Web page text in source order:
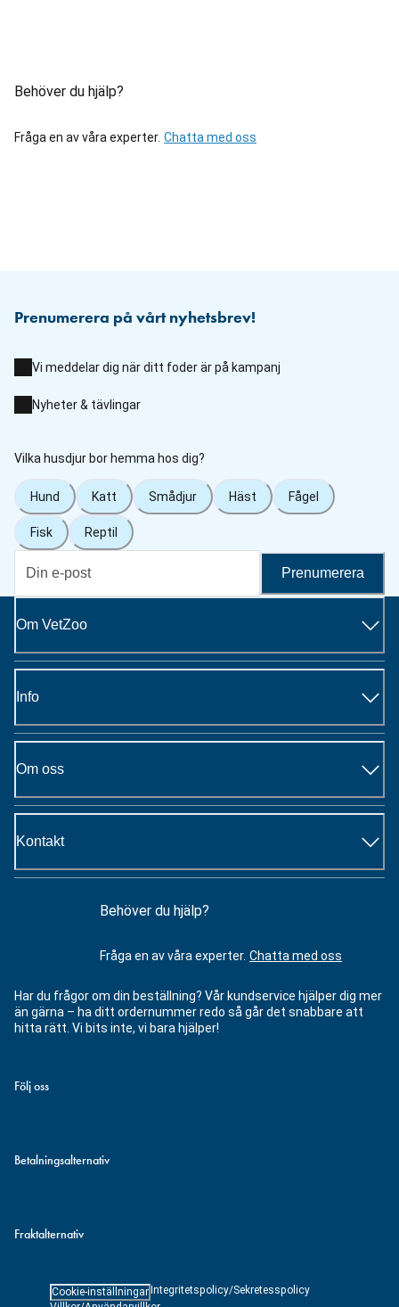
Behöver du hjälp?
Fråga en av våra experter. Chatta med oss
Prenumerera på vårt nyhetsbrev!
Vi meddelar dig när ditt foder är på kampanj
Nyheter & tävlingar
Vilka husdjur bor hemma hos dig?
Hund Katt Smådjur Häst Fågel
Fisk Reptil
Prenumerera
Om VetZoo
Info
Om oss
Kontakt
Behöver du hjälp?
Fråga en av våra experter. Chatta med oss
Har du frågor om din beställning? Vår kundservice hjälper dig mer
än gärna – ha ditt ordernummer redo så går det snabbare att
hitta rätt. Vi bits inte, vi bara hjälper!
Följ oss
Betalningsalternativ
Fraktalternativ
Cookie-inställningar Integritetspolicy/Sekretesspolicy